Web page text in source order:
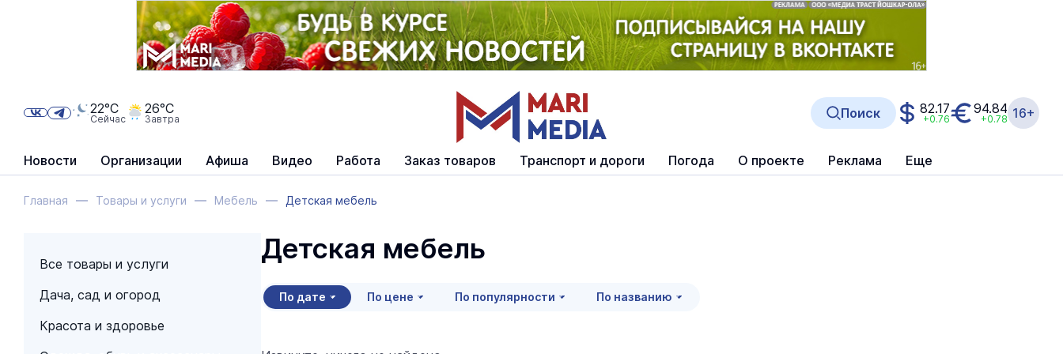
Новости Организации Афиша Видео Работа Заказ товаров Транспорт и дороги Погода О проекте Реклама Еще
22°C
Сейчас
26°C
Завтра Поиск 82.17
+0.76
94.84
+0.78 16+
Главная Товары и услуги Мебель Детская мебель
Все товары и услуги
Дача, сад и огород
Красота и здоровье
Детская мебель
По дате По цене По популярности По названию